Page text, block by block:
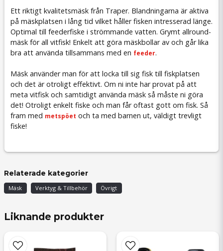
Ett riktigt kvalitetsmäsk från Traper. Blandningarna är aktiva
på mäskplatsen i lång tid vilket håller fisken intresserad länge.
Optimal till feederfiske i strömmande vatten. Grymt allround-
mäsk för all vitfisk! Enkelt att göra mäskbollar av och går lika
bra att använda tillsammans med en feeder.
Mäsk använder man för att locka till sig fisk till fiskplatsen
och det är otroligt effektivt. Om ni inte har provat på att
meta vitfisk och samtidigt använda mäsk så måste ni göra
det! Otroligt enkelt fiske och man får oftast gott om fisk. Så
fram med metspöet och ta med barnen ut, väldigt trevligt
fiske!
Relaterade kategorier
Mäsk Verktyg & Tillbehör Övrigt
Liknande produkter